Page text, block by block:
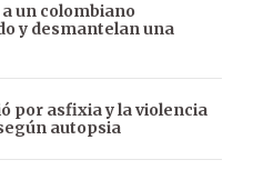
un colombiano
y desmantelan una
por asfixia y la violencia
autopsia